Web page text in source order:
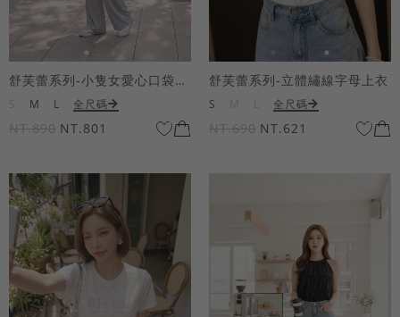
舒芙蕾系列-小隻女愛心口袋寬褲
M L 全尺碼
NT.890 NT.801
舒芙蕾系列-立體繡線字母上衣
S 全尺碼
NT.690 NT.621